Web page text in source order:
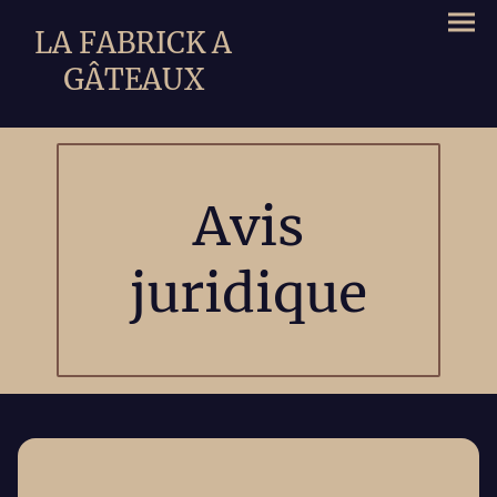
LA FABRICK A
GÂTEAUX
Avis
juridique